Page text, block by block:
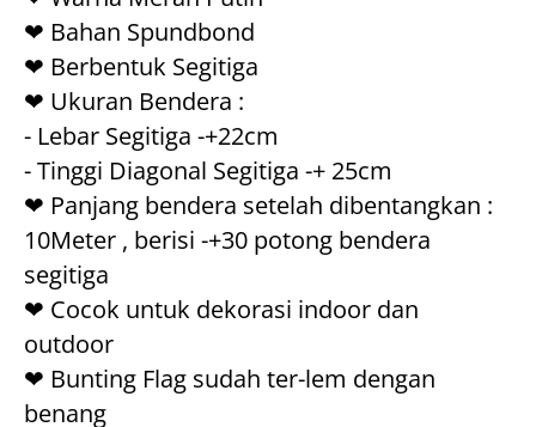
❤ Bahan Spundbond
❤ Berbentuk Segitiga
❤ Ukuran Bendera :
- Lebar Segitiga -+22cm
- Tinggi Diagonal Segitiga -+ 25cm
❤ Panjang bendera setelah dibentangkan :
10Meter , berisi -+30 potong bendera
segitiga
❤ Cocok untuk dekorasi indoor dan
outdoor
❤ Bunting Flag sudah ter-lem dengan
benang